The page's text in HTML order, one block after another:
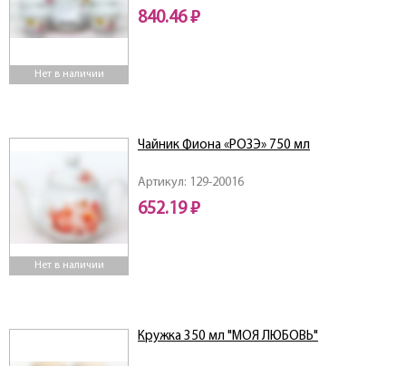
Нет в наличии
840.46 ₽
Нет в наличии
Артикул: 129-20016
Чайник Фиона «РОЗЭ» 750 мл
652.19 ₽
Кружка 350 мл "МОЯ ЛЮБОВЬ"